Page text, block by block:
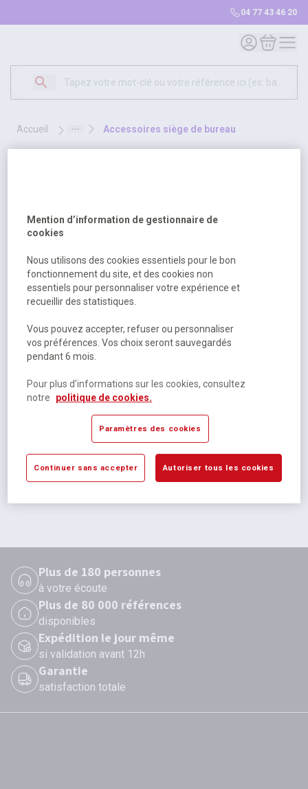
04 77 43 46 20
Mon compte
Mon
accueil accessoires siège de bureau
1 produit
Kit liaison chauffeuse Khéops - Manutan Expert
Sur commande
51,75 €HT
62,10 €TTC
Plus de 180 personnes
à votre écoute
Plus de 80 000 références
disponibles
Expédition le jour même
si validation avant 12h
Garantie
satisfaction totale
Mention d’information de gestionnaire de
cookies
Nous utilisons des cookies essentiels pour le bon
fonctionnement du site, et des cookies non
essentiels pour personnaliser votre expérience et
recueillir des statistiques.
Vous pouvez accepter, refuser ou personnaliser
vos préférences. Vos choix seront sauvegardés
pendant 6 mois.
Pour plus d’informations sur les cookies, consultez
notre
politique de cookies.
Paramètres des cookies
Continuer sans accepter Autoriser tous les cookies